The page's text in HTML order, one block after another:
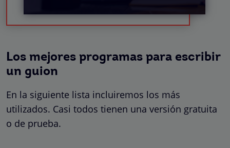
Los mejores programas para escribir
un guion
En la siguiente lista incluiremos los más
utilizados. Casi todos tienen una versión gratuita
o de prueba.